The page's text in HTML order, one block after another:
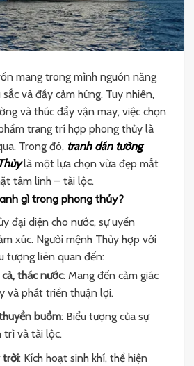
mang trong mình nguồn năng
và đầy cảm hứng. Tuy nhiên,
và thúc đẩy vận may, việc chọn
trang trí hợp phong thủy là
Trong đó, tranh dán tường
là một lựa chọn vừa đẹp mắt
tâm linh – tài lộc.
gì trong phong thủy?
đại diện cho nước, sự uyển
xúc. Người mệnh Thủy hợp với
tượng liên quan đến:
thác nước: Mang đến cảm giác
và phát triển thuận lợi.
buồm: Biểu tượng của sự
trì và tài lộc.
trời: Kích hoạt sinh khí, thể hiện